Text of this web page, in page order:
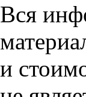
Вся
и